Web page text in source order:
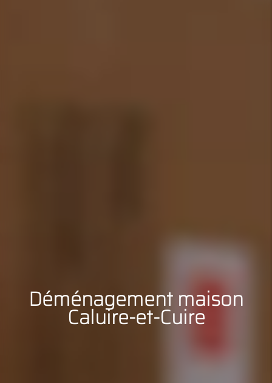
Déménagement maison
Caluire-et-Cuire